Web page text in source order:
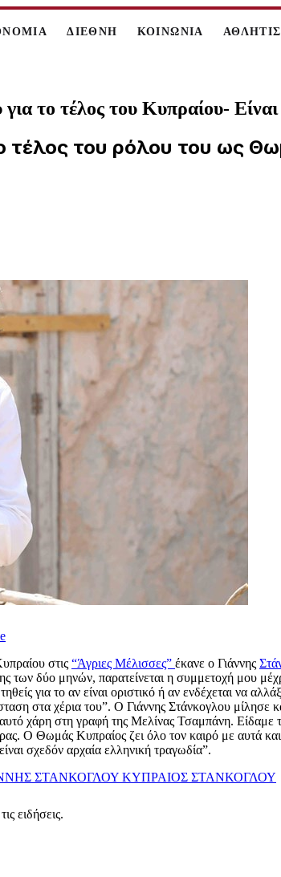
ΔΙΕΘΝΗ ΚΟΙΝΩΝΙΑ
το τέλος του Κυπραίου- Είναι
τέλος του ρόλου του ως
στις “Άγριες Μέλισσες” έκανε ο Γιάννης
δύο μηνών, παρατείνεται η συμμετοχή μου
για το αν είναι οριστικό ή αν ενδέχεται να
στα χέρια του”. Ο Γιάννης Στάνκογλου
χάρη στη γραφή της Μελίνας Τσαμπάνη.
Ο Θωμάς Κυπραίος ζει όλο τον καιρό με αυτά
σχεδόν αρχαία ελληνική τραγωδία”.
ΣΤΑΝΚΟΓΛΟΥ ΚΥΠΡΑΙΟΣ ΣΤΑΝΚΟΓΛΟΥ
ειδήσεις.